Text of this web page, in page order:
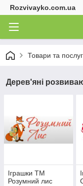
Rozvivayko.com.ua
Товари та
Дерев'яні
Іграшки ТМ
Розумний лис